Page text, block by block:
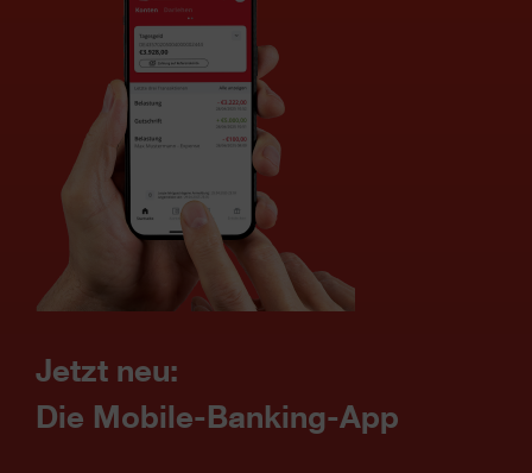
Jetzt neu:
Die Mobile-Banking-App